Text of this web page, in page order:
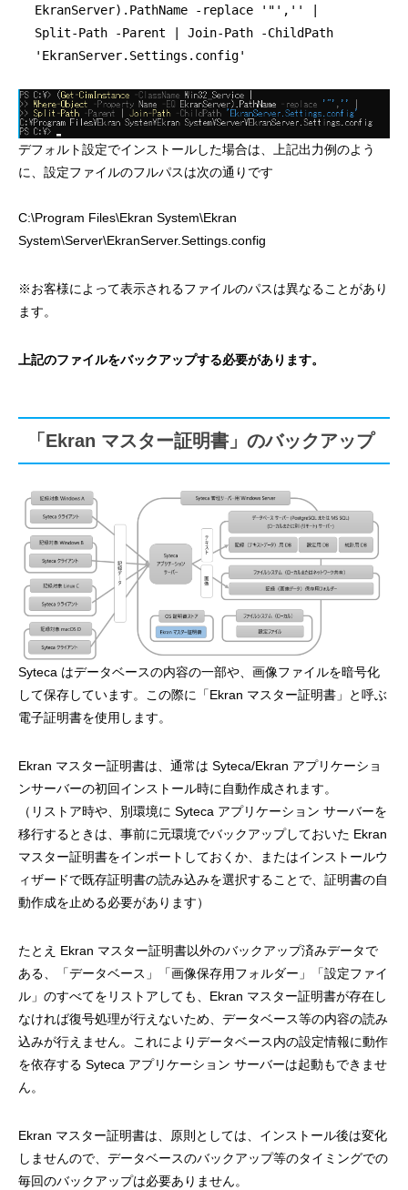
EkranServer).PathName -replace '"','' |
Split-Path -Parent | Join-Path -ChildPath
'EkranServer.Settings.config'
デフォルト設定でインストールした場合は、上記出力例のよう
に、設定ファイルのフルパスは次の通りです
C:\Program Files\Ekran System\Ekran
System\Server\EkranServer.Settings.config
※お客様によって表示されるファイルのパスは異なることがあり
ます。
上記のファイルをバックアップする必要があります。
「Ekran マスター証明書」のバックアップ
Syteca はデータベースの内容の一部や、画像ファイルを暗号化
して保存しています。この際に「Ekran マスター証明書」と呼ぶ
電子証明書を使用します。
Ekran マスター証明書は、通常は Syteca/Ekran アプリケーショ
ンサーバーの初回インストール時に自動作成されます。
（リストア時や、別環境に Syteca アプリケーション サーバーを
移行するときは、事前に元環境でバックアップしておいた Ekran
マスター証明書をインポートしておくか、またはインストールウ
ィザードで既存証明書の読み込みを選択することで、証明書の自
動作成を止める必要があります）
たとえ Ekran マスター証明書以外のバックアップ済みデータで
ある、「データベース」「画像保存用フォルダー」「設定ファイ
ル」のすべてをリストアしても、Ekran マスター証明書が存在し
なければ復号処理が行えないため、データベース等の内容の読み
込みが行えません。これによりデータベース内の設定情報に動作
を依存する Syteca アプリケーション サーバーは起動もできませ
ん。
Ekran マスター証明書は、原則としては、インストール後は変化
しませんので、データベースのバックアップ等のタイミングでの
毎回のバックアップは必要ありません。